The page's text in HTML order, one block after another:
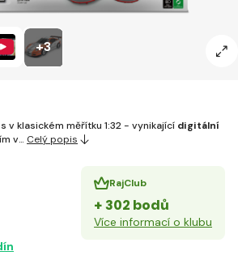
+3
v klasickém měřítku 1:32 - vynikající digitální
v… Celý popis
RajClub
+ 302 bodů
Více informací o klubu